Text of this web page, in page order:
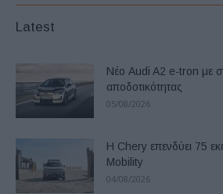
Latest
Νέο Audi A2 e-tron με
αποδοτικότητας
05/08/2026
Η Chery επενδύει 75
Mobility
04/08/2026